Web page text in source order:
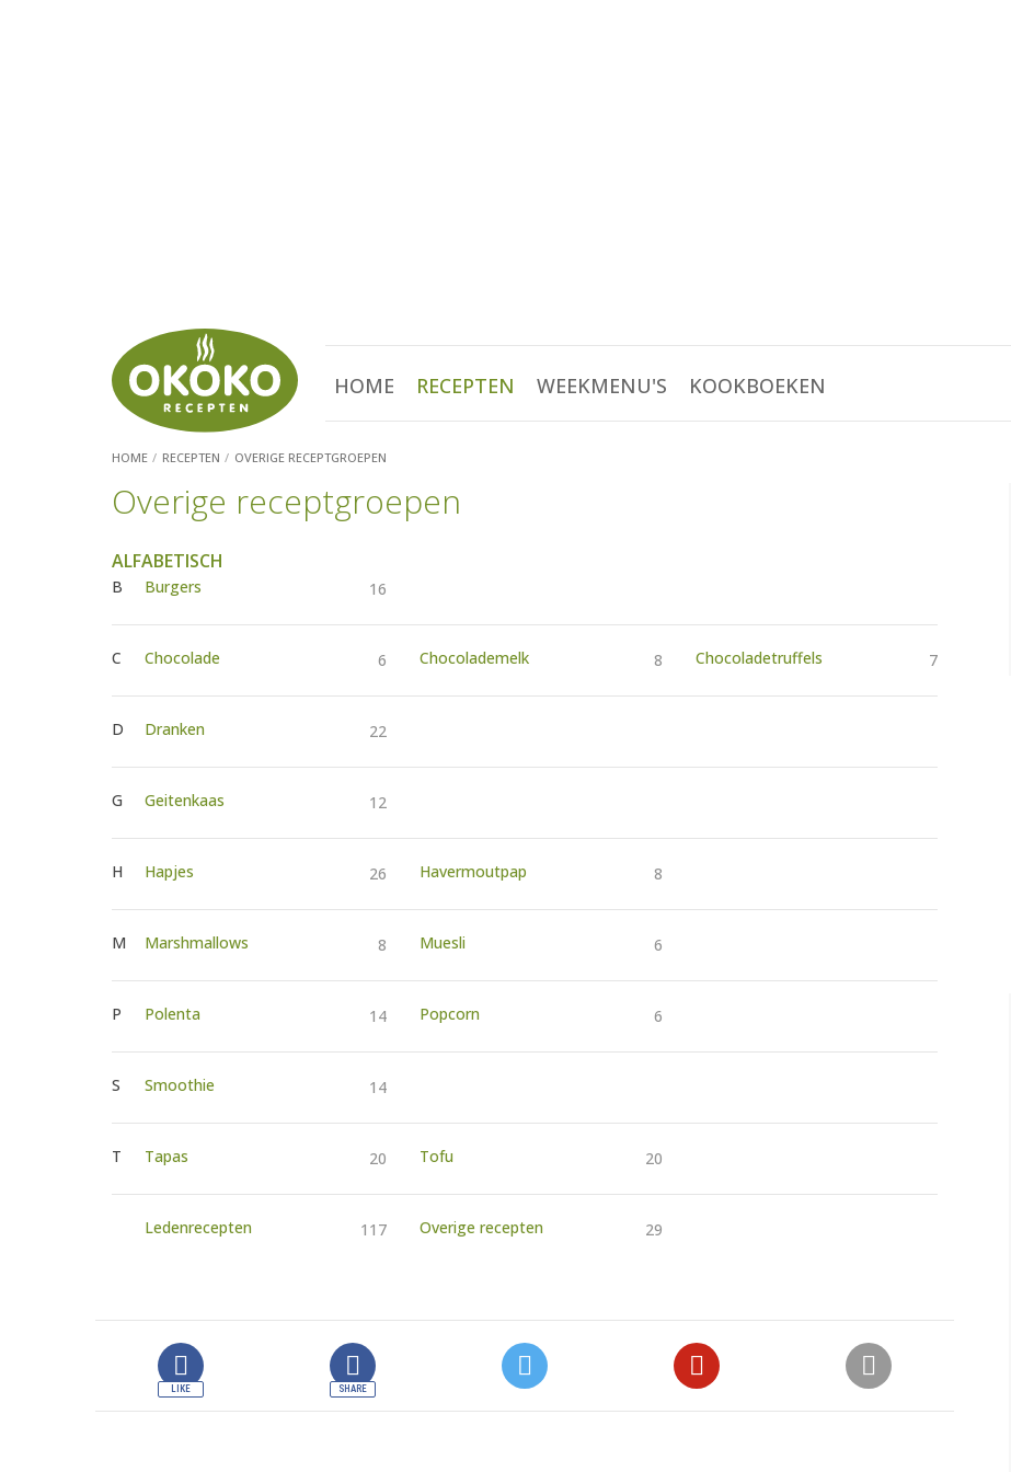
HOME RECEPTEN WEEKMENU'S KOOKBOEKEN
HOME RECEPTEN OVERIGE RECEPTGROEPEN
Overige receptgroepen
ALFABETISCH
B Burgers 16
C Chocolade 6 Chocolademelk 8 Chocoladetruffels 7
D Dranken 22
G Geitenkaas 12
H Hapjes 26 Havermoutpap 8
M Marshmallows 8 Muesli 6
P Polenta 14 Popcorn 6
S Smoothie 14
T Tapas 20 Tofu 20
Ledenrecepten 117 Overige recepten 29